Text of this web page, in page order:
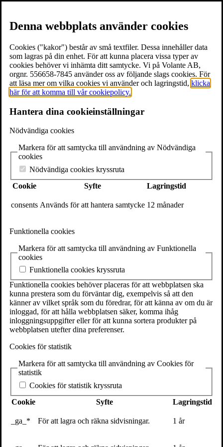
≡ Meny
Böcker
Föreläsare
Volantebloggen
Pressrum
Om Volante
Kontakt
Webshop
SE-111 27 Stockholm
+46(0) 8 702 15 19
info@volante.se
Fler kontaktuppgifter
Cookieinställningar
Sverker Sörlin
Senaste inlägg
Denna webbplats använder cookies
Cookies ("kakor") består av små textfiler. Dessa innehåller data
som lagras på din enhet. För att kunna placera vissa typer av
cookies behöver vi inhämta ditt samtycke. Vi på Volante AB,
orgnr. 556658-7845 använder oss av följande slags cookies. För
att läsa mer om vilka cookies vi använder och lagringstid, klicka
här för att komma till vår cookiepolicy.
Hantera dina cookieinställningar
Nödvändiga cookies
Markera för att samtycka till användning av Nödvändiga
cookies
Nödvändiga cookies kryssruta
Cookie
Syfte Lagringstid
consents Används för att hantera samtycke 12 månader
Funktionella cookies
Markera för att samtycka till användning av Funktionella
cookies
Funktionella cookies kryssruta
Funktionella cookies behöver placeras för att webbplatsen ska
kunna prestera som du förväntar dig, exempelvis så att den
känner av vilket språk som du föredrar, för att känna av om du är
inloggad, för att hålla webbplatsen säker, komma ihåg
inloggningsuppgifter eller för att kunna sortera produkter på
webbplatsen utefter dina preferenser.
Cookies för statistik
Markera för att samtycka till användning av Cookies för
statistik
Cookies för statistik kryssruta
Cookie
Syfte Lagringstid
_ga_* För att lagra och räkna sidvisningar. 1 år